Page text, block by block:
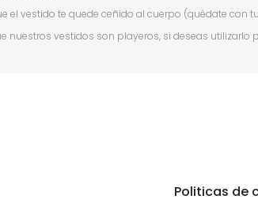
el vestido te quede ceñido al cuerpo (quédate con
nuestros vestidos son playeros, si deseas
Politicas de